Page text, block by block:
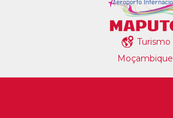
Turismo
Moçambique